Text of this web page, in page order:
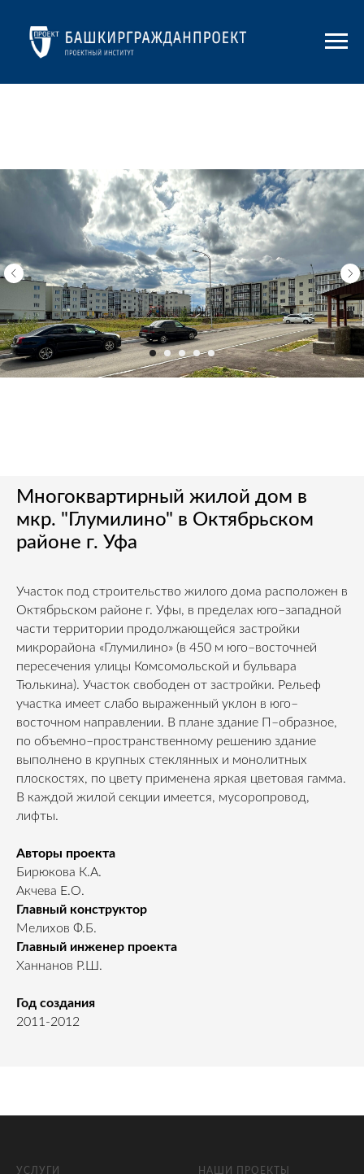
Многоквартирный жилой дом в
мкр. "Глумилино" в Октябрьском
районе г. Уфа
Участок под строительство жилого дома расположен в
Октябрьском районе г. Уфы, в пределах юго–западной
части территории продолжающейся застройки
микрорайона «Глумилино» (в 450 м юго–восточней
пересечения улицы Комсомольской и бульвара
Тюлькина). Участок свободен от застройки. Рельеф
участка имеет слабо выраженный уклон в юго–
восточном направлении. В плане здание П–образное,
по объемно–пространственному решению здание
выполнено в крупных стеклянных и монолитных
плоскостях, по цвету применена яркая цветовая гамма.
В каждой жилой секции имеется, мусоропровод,
лифты.
Авторы проекта
Бирюкова К.А.
Акчева Е.О.
Главный конструктор
Мелихов Ф.Б.
Главный инженер проекта
Ханнанов Р.Ш.
Год создания
2011-2012
УСЛУГИ НАШИ ПРОЕКТЫ